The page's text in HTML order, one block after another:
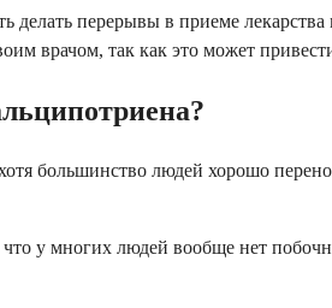
делать перерывы в приеме
врачом, так как это может
большинство людей хорошо
у многих людей вообще нет